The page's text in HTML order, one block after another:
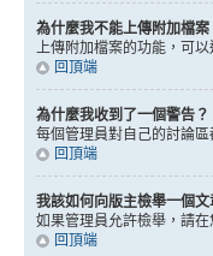
為什麼我不能上傳附加檔案
上傳附加檔案的功能，可
回頂端
為什麼我收到了一個警告？
每個管理員對自己的討論
回頂端
我該如何向版主檢舉一個文
如果管理員允許檢舉，請
回頂端